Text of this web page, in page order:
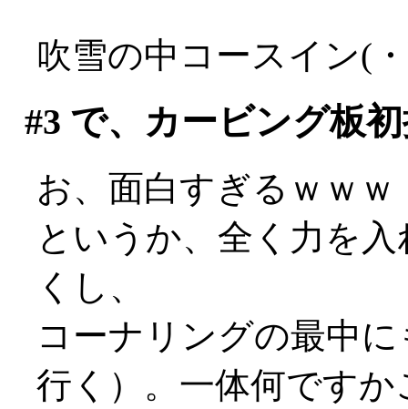
吹雪の中コースイン(
#3 で、カービング板
お、面白すぎるｗｗｗ
というか、全く力を
くし、
コーナリングの最中
行く）。一体何ですか